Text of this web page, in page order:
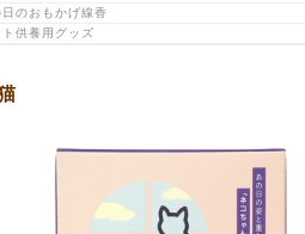
のおもかげ線香
供養用グッズ